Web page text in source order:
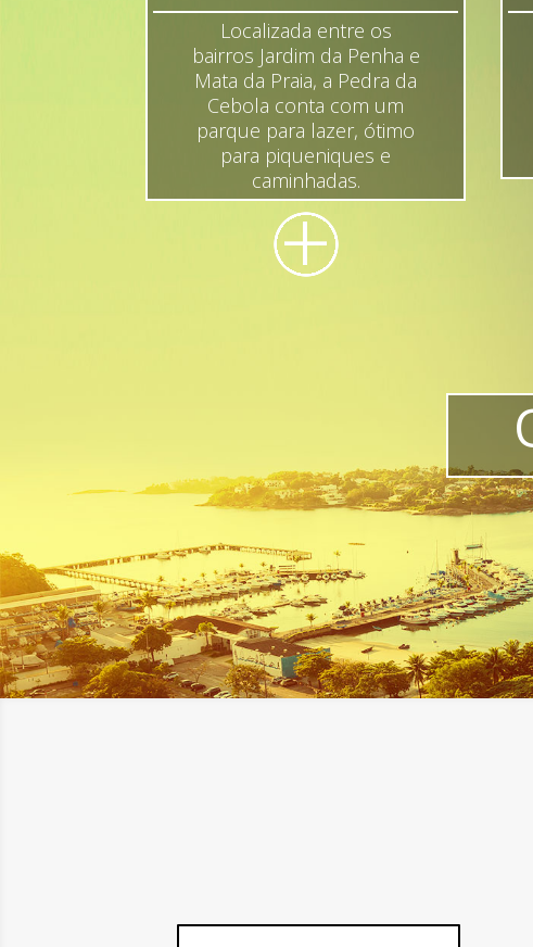
Localizada entre os
bairros Jardim da Penha e
Mata da Praia, a Pedra da
Cebola conta com um
parque para lazer, ótimo
para piqueniques e
caminhadas.